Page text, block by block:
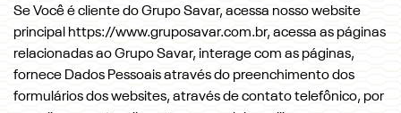
Se Você é cliente do Grupo Savar, acessa nosso website
principal https://www.gruposavar.com.br, acessa as páginas
relacionadas ao Grupo Savar, interage com as páginas,
fornece Dados Pessoais através do preenchimento dos
formulários dos websites, através de contato telefônico, por